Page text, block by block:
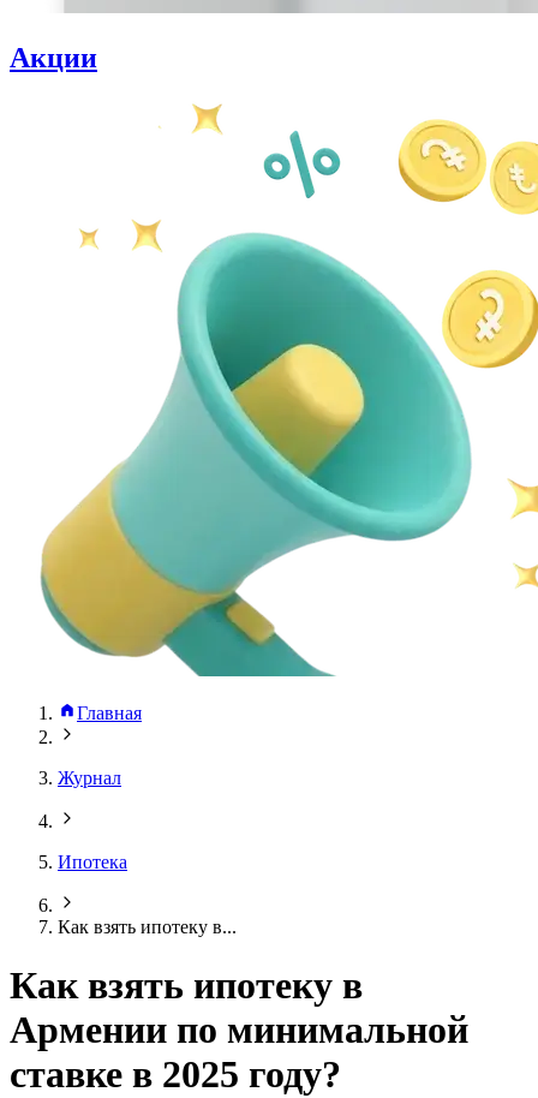
Акции
Главная
Журнал
Ипотека
Как взять ипотеку в...
Как взять ипотеку в
Армении по минимальной
ставке в 2025 году?